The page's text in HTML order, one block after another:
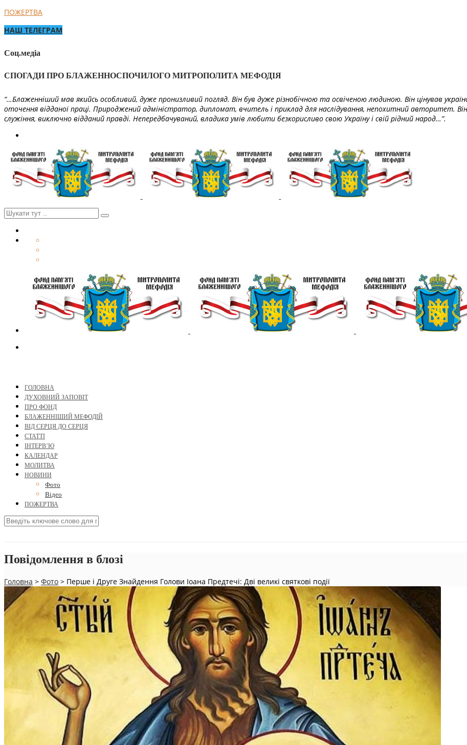
ПОЖЕРТВА
НАШ ТЕЛЕГРАМ
Соц.медіа
СПОГАДИ ПРО БЛАЖЕННОСПОЧИЛОГО МИТРОПОЛИТА МЕФОДІЯ
“…Блаженніший мав якийсь особливий, дуже пронизливий погляд. Він був дуже різнобічною та освіченою людиною. Він цінував
оточення відданої праці. Природжений адміністратор, дипломат, вчитель і приклад для наслідування, непохитний авторитет.
служіння, виключно відданий правді. Непередбачуваний, владика умів любити безкорисливо свою Україну і свій рідний народ…”.
ГОЛОВНА
ДУХОВНИЙ ЗАПОВІТ
ПРО ФОНД
БЛАЖЕННІШИЙ МЕФОДІЙ
ВІД СЕРЦЯ ДО СЕРЦЯ
СТАТТІ
ІНТЕРВ’Ю
КАЛЕНДАР
МОЛИТВА
НОВИНИ
Фото
Відео
ПОЖЕРТВА
Повідомлення в блозі
Головна > Фото > Перше і Друге Знайдення Голови Іоана Предтечі: Дві великі святкові події